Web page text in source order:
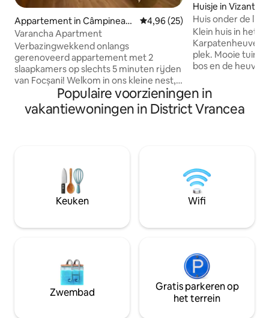
Appartement in Câmpinean
ca
Gemiddelde beoordeling van
4,96 (25)
Varancha Apartment
Verbazingwekkend onlangs
gerenoveerd appartement met 2
slaapkamers op slechts 5 minuten rijden
van Focșani! Welkom in ons kleine nest,
dat plaats biedt aan maximaal 5
personen, met de volgende kamers : ●
2x tweepersoonsslaapkamers ● 1x
appartement ligt op slechts 5 minuten
rijden van de belangrijkste stad Focșani
en is ook verbonden met de bus naar
het stadscentrum. Winkels 2 minuten
voelen!
Huisje in
Huis onder de
Klein huis in het
plek. Mooie tuin.
bos en de
achtertuin met
huis, rodelbaan.
schilderen in het
natuurreservaat
of wandelen in
Wij bieden je
Populaire voorzieningen in
vakantiewoningen in District Vrancea
Keuken Wifi
Zwembad
Gratis parkeren op
het terrein